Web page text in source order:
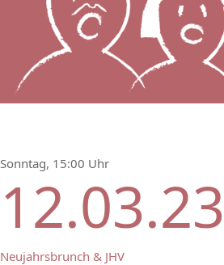
Sonntag, 15:00 Uhr
12.03.23
Neujahrsbrunch & JHV